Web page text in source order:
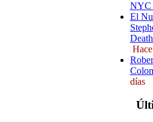
NYC
El
días